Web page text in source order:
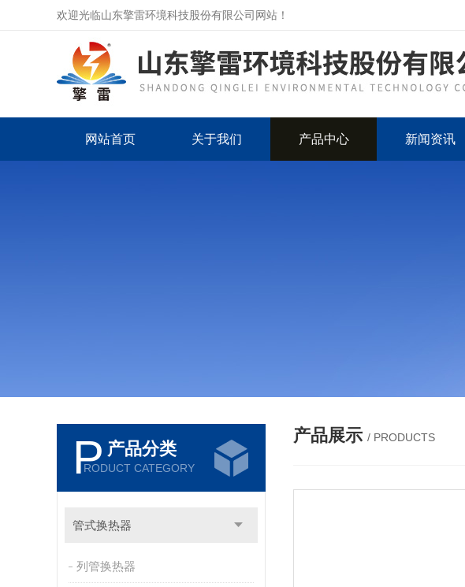
欢迎光临山东擎雷环境科技股份有限公司网站！
网站首页 关于我们 产品中心 新闻资讯
P 产品分类
RODUCT CATEGORY
管式换热器
列管换热器
产品展示 / PRODUCTS